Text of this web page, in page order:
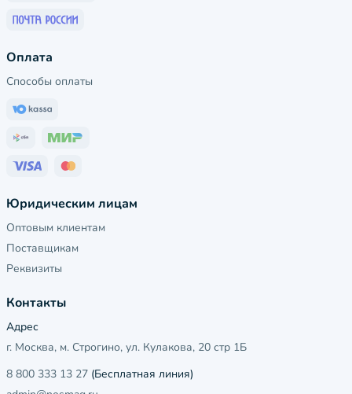
Оплата
Способы оплаты
Юридическим лицам
Оптовым клиентам
Поставщикам
Реквизиты
Контакты
Адрес
г. Москва, м. Строгино, ул. Кулакова, 20 стр 1Б
8 800 333 13 27 (Бесплатная линия)